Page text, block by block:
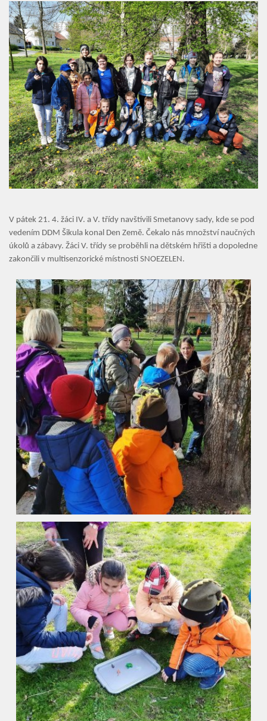
Úvod
Organizace školního roku
Úřední deska
Naše škola
Základní škola
ZŠ speciální
Vyhledávání na webu
V pátek 21. 4. žáci IV. a V. třídy navštívili Smetanovy sady, kde se pod
vedením DDM Šikula konal Den Země. Čekalo nás množství naučných
úkolů a zábavy. Žáci V. třídy se proběhli na dětském hřišti a dopoledne
zakončili v multisenzorické místnosti SNOEZELEN.